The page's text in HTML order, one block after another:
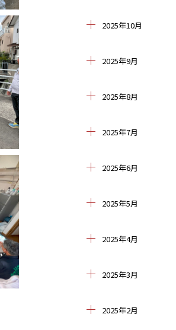
2025年10月
2025年9月
2025年8月
2025年7月
2025年6月
2025年5月
2025年4月
2025年3月
2025年2月